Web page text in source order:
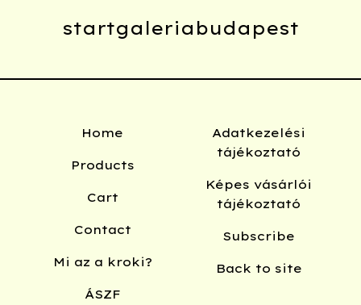
startgaleriabudapest
Home
Products
Cart
Contact
Mi az a kroki?
ÁSZF
Adatkezelési
tájékoztató
Képes vásárlói
tájékoztató
Subscribe
Back to site